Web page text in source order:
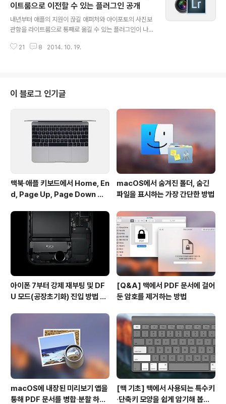
성도와 안정성면에서 f.lux 보다 한 수 아래입니다. 사용 방
법은 메뉴 막대 아이콘에서 Color Effects ▸ OS X Dark
theme at sunset을 체크해주면 됩니다. 설정이 켜져 있
는 상태에서 일몰 시간이 다가오면 f.lux의 주요 기능인 '화
면 밝기 및 화이트밸런스' 조절은 물론, 메..
이트룸으로 이전할 수 있는 플러그인 공개
내년부터 애플의 지원이 끊길 애퍼처와 아이포토의 사진보
관함을 라이트룸으로 통째로 옮길 수 있는 플러그인이 나
용하려면 라이트룸 5.6 버전이 필요합니다.현재 크리에이
포하고 있는 플러그인을 내려받은 뒤 ~/Library/Applica
tion Support/Adobe/Lightroom 폴더로 옮겨주시면
됩니다. 이후 라이트룸을 새로 시작하면 플러그인이 자동
으로 인식되고 메뉴 막대 ▸ 파일 ▸ 플러그인 추가 기능을
통해 라이브러리를 가져올 수 있습니다. 라이트룸에 새로
안착한 라이브러리는 기..
21 8 2014. 10. 19.
이 블로그 인기글
맥북∙애플 키보드에서 Home, En
d, Page Up, Page Down 키
macOS에서 숨겨진 폴더, 숨긴
파일을 표시하는 가장 간단한 방법
아이폰 7부터 강제 재부팅 및 DF
U 모드(공장초기화) 진입 방법 변
[Q&A] 맥에서 PDF 문서에 걸어
둔 암호를 제거하는 방법
macOS에 내장된 미리보기 앱을
통해 PDF 문서를 병합∙분할 하는
[맥 기초] 맥에서 사용되는 특수키
∙단축키 모양을 쉽게 암기해 봅시